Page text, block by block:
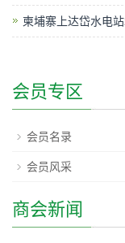
柬埔寨上达岱水电
会员专区
会员名录
会员风采
商会新闻